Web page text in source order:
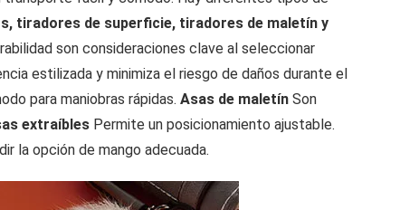
tiradores de superficie, tiradores de maletín y
son consideraciones clave al seleccionar
estilizada y minimiza el riesgo de daños durante el
para maniobras rápidas. Asas de maletín Son
extraíbles Permite un posicionamiento ajustable.
la opción de mango adecuada.